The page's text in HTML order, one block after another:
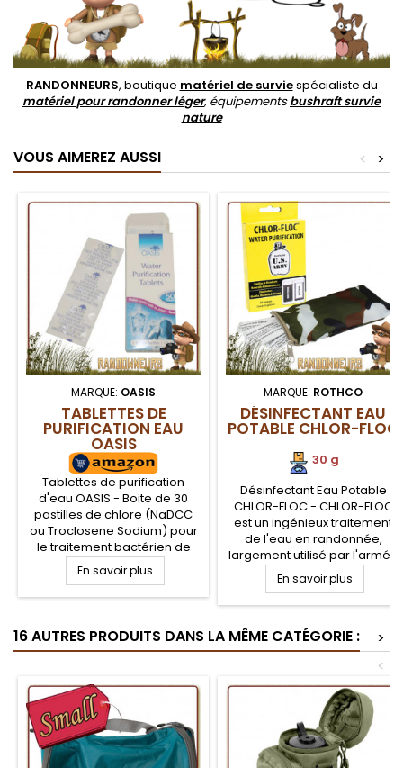
RANDONNEURS, boutique matériel de surviespécialiste du
matériel pour randonner léger, équipementsbushraft survie
nature
VOUS AIMEREZ AUSSI >
<
MARQUE: OASIS
TABLETTES DE
PURIFICATION EAU
OASIS
Tablettes de purification
d'eau OASIS - Boite de 30
pastilles de chlore (NaDCC
ou Troclosene Sodium) pour
le traitement bactérien de
l'eau. Chaque pastille permet
de traiter un litre d'eau, après
30 minutes d'attente.
l'eau en randonnée,
bushcraft et survie contre les
En savoir plus
MARQUE: ROTHCO
DÉSINFECTANT EAU
POTABLE CHLOR-FLOC
30 g
Désinfectant Eau Potable
CHLOR-FLOC - CHLOR-FLOC
est un ingénieux traitement
de l'eau en randonnée,
largement utilisé par l'armée
américaine. Deux actions sur
l'eau à traiter, une
désinfection au chlore contre
floculation des particules et
sédiments pour clarifier l'eau
En savoir plus
16 AUTRES PRODUITS DANS LA MÊME CATÉGORIE :
>
<